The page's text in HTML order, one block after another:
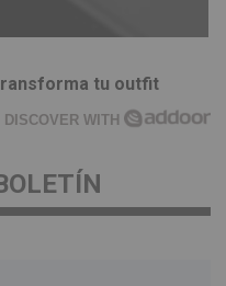
tu outfit
DISCOVER WITH